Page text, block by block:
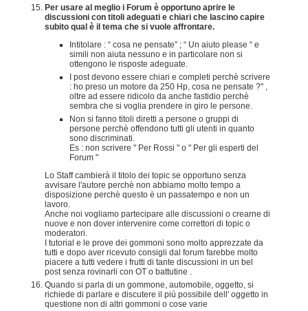
Per usare al meglio i Forum è opportuno aprire le
discussioni con titoli adeguati e chiari che lascino capire
subito qual è il tema che si vuole affrontare.
Intitolare : “ cosa ne pensate” ; “ Un aiuto please “ e
simili non aiuta nessuno e in particolare non si
ottengono le risposte adeguate.
I post devono essere chiari e completi perchè scrivere
: ho preso un motore da 250 Hp, cosa ne pensate ?" ,
oltre ad essere ridicolo da anche fastidio perchè
sembra che si voglia prendere in giro le persone.
Non si fanno titoli diretti a persone o gruppi di
persone perchè offendono tutti gli utenti in quanto
sono discriminati.
Es : non scrivere " Per Rossi " o " Per gli esperti del
Forum "
Lo Staff cambierà il titolo dei topic se opportuno senza
avvisare l'autore perchè non abbiamo molto tempo a
disposizione perchè questo è un passatempo e non un
lavoro.
Anche noi vogliamo partecipare alle discussioni o crearne di
nuove e non dover intervenire come correttori di topic o
moderatori.
I tutorial e le prove dei gommoni sono molto apprezzate da
tutti e dopo aver ricevuto consigli dal forum farebbe molto
piacere a tutti vedere i frutti di tante discussioni in un bel
post senza rovinarli con OT o battutine .
Quando si parla di un gommone, automobile, oggetto, si
richiede di parlare e discutere il più possibile dell' oggetto in
questione non di altri gommoni o cose varie